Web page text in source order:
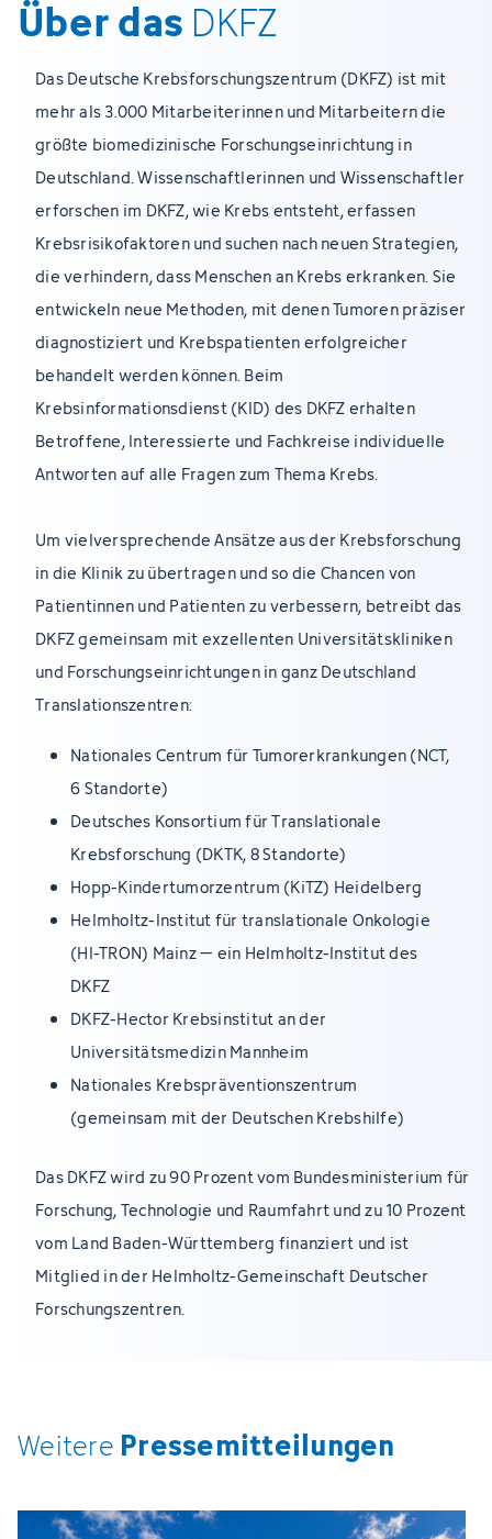
Über das DKFZ
Das Deutsche Krebsforschungszentrum (DKFZ) ist mit
mehr als 3.000 Mitarbeiterinnen und Mitarbeitern die
größte biomedizinische Forschungseinrichtung in
Deutschland. Wissenschaftlerinnen und Wissenschaftler
erforschen im DKFZ, wie Krebs entsteht, erfassen
Krebsrisikofaktoren und suchen nach neuen Strategien,
die verhindern, dass Menschen an Krebs erkranken. Sie
entwickeln neue Methoden, mit denen Tumoren präziser
diagnostiziert und Krebspatienten erfolgreicher
behandelt werden können. Beim
Krebsinformationsdienst (KID) des DKFZ erhalten
Betroffene, Interessierte und Fachkreise individuelle
Antworten auf alle Fragen zum Thema Krebs.
Um vielversprechende Ansätze aus der Krebsforschung
in die Klinik zu übertragen und so die Chancen von
Patientinnen und Patienten zu verbessern, betreibt das
DKFZ gemeinsam mit exzellenten Universitätskliniken
und Forschungseinrichtungen in ganz Deutschland
Translationszentren:
Nationales Centrum für Tumorerkrankungen (NCT,
6 Standorte)
Deutsches Konsortium für Translationale
Krebsforschung (DKTK, 8 Standorte)
Hopp-Kindertumorzentrum (KiTZ) Heidelberg
Helmholtz-Institut für translationale Onkologie
(HI-TRON) Mainz – ein Helmholtz-Institut des
DKFZ
DKFZ-Hector Krebsinstitut an der
Universitätsmedizin Mannheim
Nationales Krebspräventionszentrum
(gemeinsam mit der Deutschen Krebshilfe)
Das DKFZ wird zu 90 Prozent vom Bundesministerium für
Forschung, Technologie und Raumfahrt und zu 10 Prozent
vom Land Baden-Württemberg finanziert und ist
Mitglied in der Helmholtz-Gemeinschaft Deutscher
Forschungszentren.
Weitere Pressemitteilungen